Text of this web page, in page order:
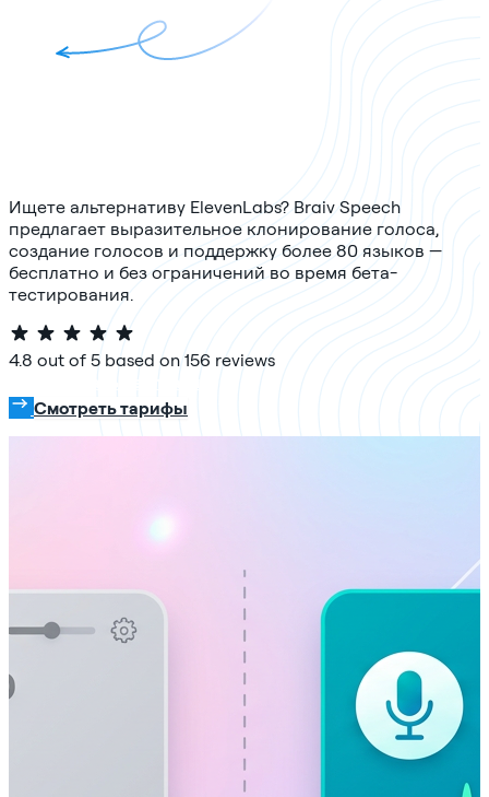
Ищете альтернативу ElevenLabs? Braiv Speech
предлагает выразительное клонирование голоса,
создание голосов и поддержку более 80 языков —
бесплатно и без ограничений во время бета-
тестирования.
4.8 out of 5 based on 156 reviews
Смотреть тарифы